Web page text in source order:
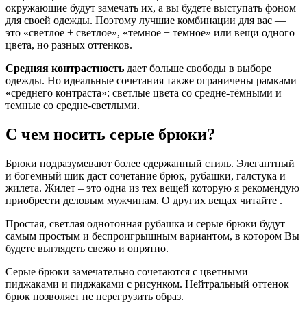
окружающие будут замечать их, а вы будете выступать фоном
для своей одежды. Поэтому лучшие комбинации для вас —
это «светлое + светлое», «темное + темное» или вещи одного
цвета, но разных оттенков.
Средняя контрастность дает больше свободы в выборе
одежды. Но идеальные сочетания также ограничены рамками
«среднего контраста»: светлые цвета со средне-тёмными и
темные со средне-светлыми.
С чем носить серые брюки?
Брюки подразумевают более сдержанный стиль. Элегантный
и богемный шик даст сочетание брюк, рубашки, галстука и
жилета. Жилет – это одна из тех вещей которую я рекомендую
приобрести деловым мужчинам. О других вещах читайте .
Простая, светлая однотонная рубашка и серые брюки будут
самым простым и беспроигрышным вариантом, в котором Вы
будете выглядеть свежо и опрятно.
Серые брюки замечательно сочетаются с цветными
пиджаками и пиджаками с рисунком. Нейтральный оттенок
брюк позволяет не перегрузить образ.